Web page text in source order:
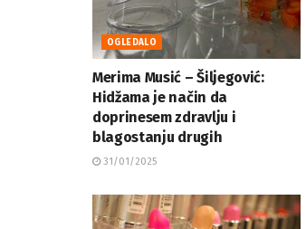
OGLEDALO
Merima Musić – Šiljegović:
Hidžama je način da
doprinesem zdravlju i
blagostanju drugih
31/01/2025